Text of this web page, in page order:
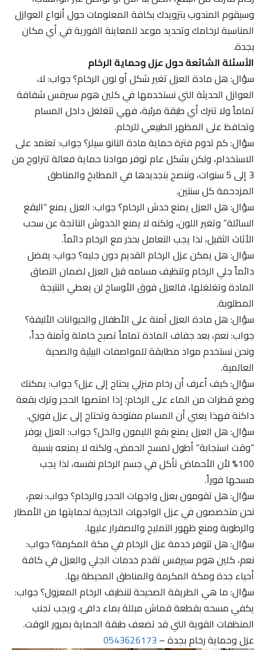
وسيقوم المندوب بتزويدك بكافة المعلومات حول أنواع العوازل
المناسبة لرخامك وتحديد موعد للمعاينة الفورية في أي مكان
بجدة.
الأسئلة الشائعة حول عزل وحماية الرخام
سؤال: هل مادة العزل تغير شكل أو لون الرخام؟ جواب: لا،
العوازل الحديثة التي نستخدمها في كلين هوم سيرفس شفافة
تماماً ولا تترك أي طبقة مرئية، فهي تتغلغل داخل المسام
وتحافظ على المظهر الطبيعي للرخام.
سؤال: كم تدوم فترة حماية مادة النانو سيلر؟ جواب: تعتمد على
الاستخدام، ولكن بشكل عام توفر موادنا حماية فعالة تتراوح من
3 إلى 5 سنوات، وننصح بتجديدها في المطابخ والمناطق
المزدحمة كل سنتين.
سؤال: هل العزل يمنع خدش الرخام؟ جواب: العزل يمنع “البقع
السائلة” وتغير اللون، ولكنه لا يمنع الخدوش الناتجة عن سحب
الأثاث الثقيل، لذا يجب التعامل بحذر مع الرخام دائماً.
سؤال: هل يمكن عزل الرخام القديم دون جليه؟ جواب: يفضل
دائماً جلي الرخام وتنظيف مسامه قبل العزل لضمان التصاق
المادة وتغلغلها، فالعزل فوق الأوساخ لن يعطي النتيجة
المطلوبة.
سؤال: هل مادة العزل آمنة على الأطفال والحيوانات الأليفة؟
جواب: نعم، بعد جفاف المادة تماماً تصبح خاملة وآمنة جداً،
ونحن نستخدم مواد مطابقة للمواصفات البيئية والصحية
العالمية.
سؤال: كيف أعرف أن رخام منزلي يحتاج إلى عزل؟ جواب: يمكنك
وضع قطرات من الماء على الرخام؛ إذا امتصها الحجر وترك بقعة
داكنة فهذا يعني أن المسام مفتوحة وتحتاج إلى عزل فوري.
سؤال: هل العزل يمنع بقع الليمون والخل؟ جواب: العزل يوفر
“وقت استجابة” أطول لمسح الحمض، ولكنه لا يمنعه بنسبة
100% لأن الأحماض تأكل في جسم الرخام نفسه، لذا يجب
مسحها فوراً.
سؤال: هل تقومون بعزل واجهات الحجر والرخام؟ جواب: نعم،
نحن متخصصون في عزل الواجهات الخارجية لحمايتها من الأمطار
والرطوبة ومنع ظهور التمليح والاصفرار عليها.
سؤال: هل تتوفر خدمة عزل الرخام في مكة المكرمة؟ جواب:
نعم، كلين هوم سيرفس تقدم خدمات الجلي والعزل في كافة
أحياء جدة ومكة المكرمة والمناطق المحيطة بها.
سؤال: ما هي الطريقة الصحيحة لتنظيف الرخام المعزول؟ جواب:
يكفي مسحه بقطعة قماش مبللة بماء دافئ، ويجب تجنب
المنظفات القوية التي قد تضعف طبقة الحماية بمرور الوقت.
عزل وحماية رخام بجدة –0543626173